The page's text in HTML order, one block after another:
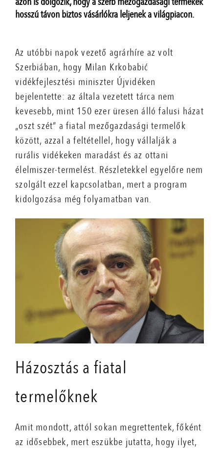
hosszú távon biztos vásárlókra leljenek a világpiacon.
Az utóbbi napok vezető agrárhíre az volt
Szerbiában, hogy Milan Krkobabić
vidékfejlesztési miniszter Újvidéken
bejelentette: az általa vezetett tárca nem
kevesebb, mint 150 ezer üresen álló falusi házat
„oszt szét” a fiatal mezőgazdasági termelők
között, azzal a feltétellel, hogy vállalják a
rurális vidékeken maradást és az ottani
élelmiszer-termelést. Részletekkel egyelőre nem
szolgált ezzel kapcsolatban, mert a program
kidolgozása még folyamatban van.
Házosztás a fiatal
termelőknek
Amit mondott, attól sokan megrettentek, főként
az idősebbek, mert eszükbe jutatta, hogy ilyet,